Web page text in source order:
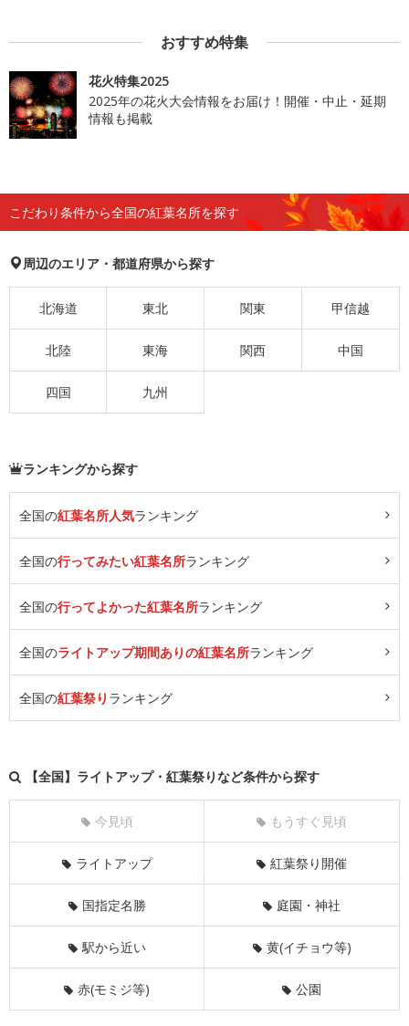
おすすめ特集
花火特集2025
2025年の花火大会情報をお届け！開催・中止・延期
情報も掲載
こだわり条件から全国の紅葉名所を探す
周辺のエリア・都道府県から探す
北海道 東北 関東 甲信越
北陸 東海 関西 中国
四国 九州
ランキングから探す
全国の紅葉名所人気ランキング
全国の行ってみたい紅葉名所ランキング
全国の行ってよかった紅葉名所ランキング
全国のライトアップ期間ありの紅葉名所ランキング
全国の紅葉祭り ランキング
【全国】ライトアップ・紅葉祭りなど条件から探す
今見頃 もうすぐ見頃
ライトアップ 紅葉祭り開催
国指定名勝 庭園・神社
駅から近い 黄(イチョウ等)
赤(モミジ等) 公園